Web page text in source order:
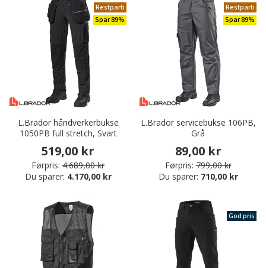
Restparti
Spar 89%
L.Brador håndverkerbukse
1050PB full stretch, Svart
519,00 kr
Førpris: 4.689,00 kr
Du sparer: 4.170,00 kr
Restparti
Spar 89%
L.Brador servicebukse 106PB,
Grå
89,00 kr
Førpris: 799,00 kr
Du sparer: 710,00 kr
God pris